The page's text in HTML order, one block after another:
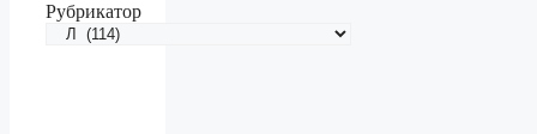
Рубрикатор